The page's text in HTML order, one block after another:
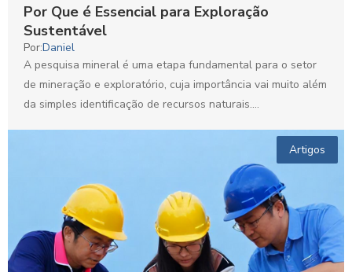
Por Que é Essencial para Exploração
Sustentável
Por:Daniel
A pesquisa mineral é uma etapa fundamental para o setor
de mineração e exploratório, cuja importância vai muito além
da simples identificação de recursos naturais....
Artigos